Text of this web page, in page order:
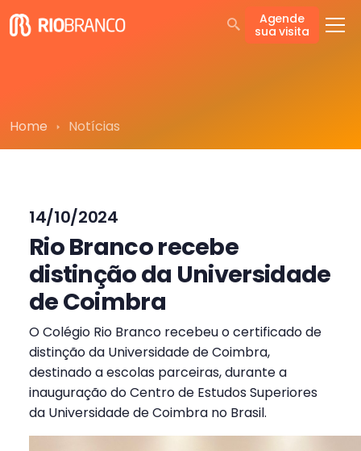
Agende
sua visita
Home Notícias
14/10/2024
Rio Branco recebe
distinção da Universidade
de Coimbra
O Colégio Rio Branco recebeu o certificado de
distinção da Universidade de Coimbra,
destinado a escolas parceiras, durante a
inauguração do Centro de Estudos Superiores
da Universidade de Coimbra no Brasil.